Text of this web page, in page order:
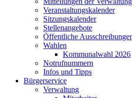
Veranstaltungskalender
Sitzungskalender
Stellenangebote
Öffentliche
Wahlen
Kommunalwahl 2026
Notrufnummern
Infos und Tipps
Bürgerservice
Verwaltung